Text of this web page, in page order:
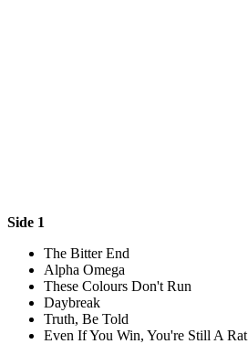
Side 1
The Bitter End
Alpha Omega
These Colours Don't Run
Daybreak
Truth, Be Told
Even If You Win, You're Still A Rat